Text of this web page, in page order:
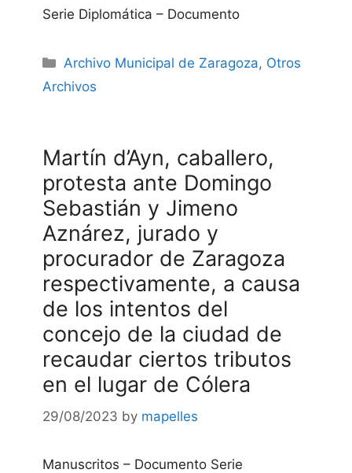
Serie Diplomática – Documento
Categories
Archivo Municipal de Zaragoza, Otros
Archivos
Martín d’Ayn, caballero,
protesta ante Domingo
Sebastián y Jimeno
Aznárez, jurado y
procurador de Zaragoza
respectivamente, a causa
de los intentos del
concejo de la ciudad de
recaudar ciertos tributos
en el lugar de Cólera
29/08/2023 by mapelles
Manuscritos – Documento Serie